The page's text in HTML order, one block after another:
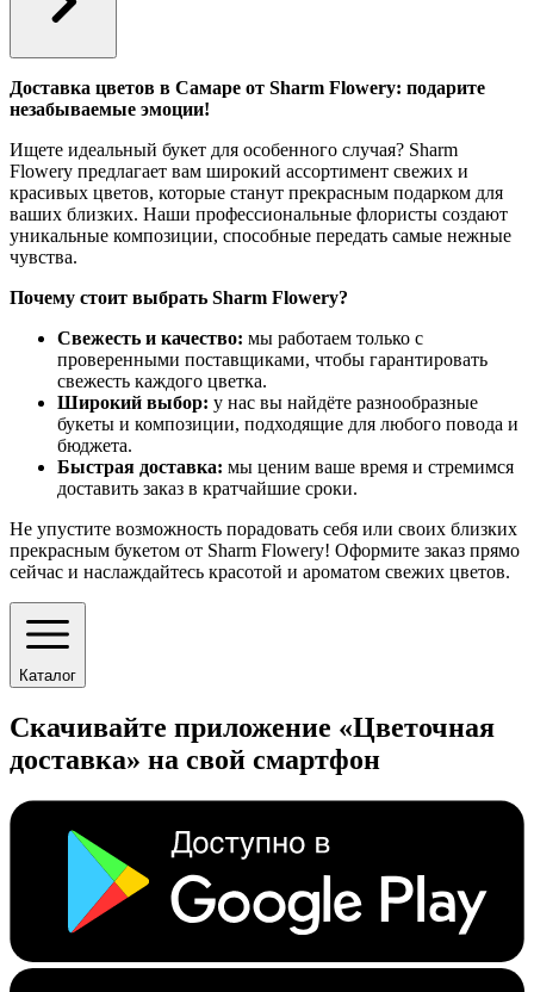
Доставка цветов в Самаре от Sharm Flowery: подарите
незабываемые эмоции!
Ищете идеальный букет для особенного случая? Sharm
Flowery предлагает вам широкий ассортимент свежих и
красивых цветов, которые станут прекрасным подарком для
ваших близких. Наши профессиональные флористы создают
уникальные композиции, способные передать самые нежные
чувства.
Почему стоит выбрать Sharm Flowery?
Свежесть и качество: мы работаем только с
проверенными поставщиками, чтобы гарантировать
свежесть каждого цветка.
Широкий выбор: у нас вы найдёте разнообразные
букеты и композиции, подходящие для любого повода и
бюджета.
Быстрая доставка: мы ценим ваше время и стремимся
доставить заказ в кратчайшие сроки.
Не упустите возможность порадовать себя или своих близких
прекрасным букетом от Sharm Flowery! Оформите заказ прямо
сейчас и наслаждайтесь красотой и ароматом свежих цветов.
Каталог
Скачивайте приложение «Цветочная
доставка» на свой смартфон